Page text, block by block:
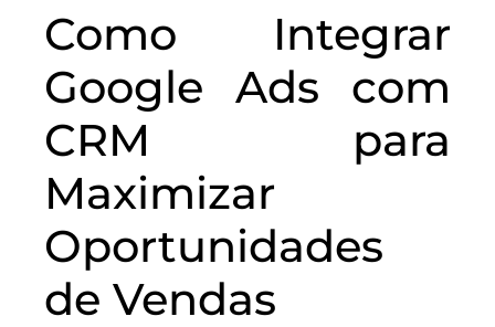
Como Integrar
Google Ads com
CRM para
Maximizar
Oportunidades
de Vendas